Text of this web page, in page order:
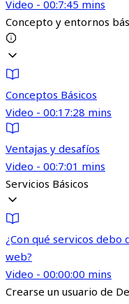
Video - 00:7:45 mins
Concepto y entornos
Conceptos Básicos
Video - 00:17:28 mins
Ventajas y desafíos
Video - 00:7:01 mins
Servicios Básicos
¿Con qué servicos
web?
Video - 00:00:00 mins
Crearse un usuario de